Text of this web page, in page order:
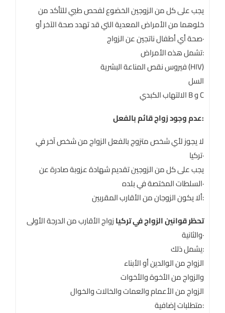
يجب على كل من الزوجين الخضوع لفحص طبي للتأكد من
خلوهما من الأمراض المعدية التي قد تهدد صحة الآخر أو
صحة أي أطفال ناتجين عن الزواج·
تشمل هذه الأمراض:
فيروس نقص المناعة البشرية (HIV)
السل
الالتهاب الكبدي B و C
عدم وجود زواج قائم بالفعل:
لا يجوز لأي شخص متزوج بالفعل الزواج من شخص آخر في
تركيا·
يجب على كل من الزوجين تقديم شهادة عزوبة صادرة عن
السلطات المختصة في بلده·
ألا يكون الزوجان من الأقارب المقربين:
تحظر قوانين الزواج في تركيازواج الأقارب من الدرجة الأولى
والثانية·
يشمل ذلك:
الزواج من الوالدين أو الأبناء
والزواج من الأخوة والأخوات
الزواج من الأعمام والعمات والخالات والخوال
متطلبات إضافية: